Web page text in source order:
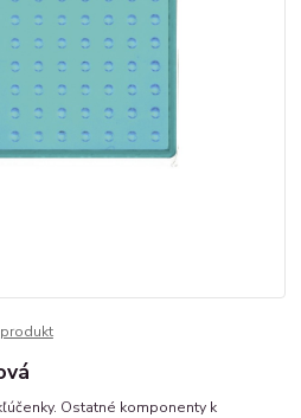
Ostatné komponenty k